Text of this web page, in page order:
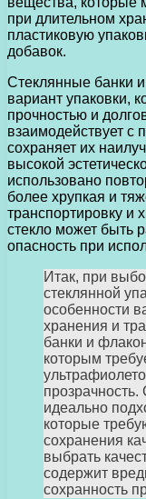
при длительном
пластиковую
добавок.
Стеклянные банки
вариант упаковки,
прочностью и
взаимодействует с
сохраняет их
высокой
использовано
более хрупкая и
транспортировку и
стекло может быть
опасность при
Итак, при
стеклянной
особенности
хранения и
банки и
которым
идеально
которые
сохранения
выбрать
содержит
сохранность